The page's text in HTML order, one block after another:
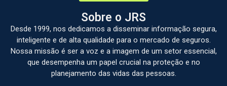
Sobre o JRS
Desde 1999, nos dedicamos a disseminar informação segura,
inteligente e de alta qualidade para o mercado de seguros.
Nossa missão é ser a voz e a imagem de um setor essencial,
que desempenha um papel crucial na proteção e no
planejamento das vidas das pessoas.